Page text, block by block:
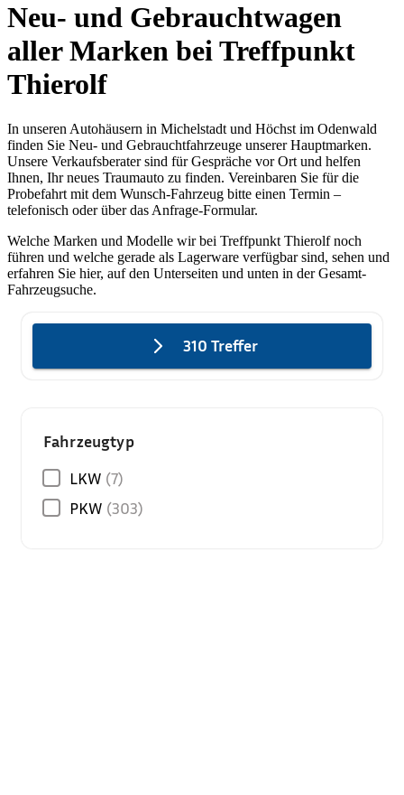
Neu- und Gebrauchtwagen
aller Marken bei Treffpunkt
Thierolf
In unseren Autohäusern in Michelstadt und Höchst im Odenwald
finden Sie Neu- und Gebrauchtfahrzeuge unserer Hauptmarken.
Unsere Verkaufsberater sind für Gespräche vor Ort und helfen
Ihnen, Ihr neues Traumauto zu finden. Vereinbaren Sie für die
Probefahrt mit dem Wunsch-Fahrzeug bitte einen Termin –
telefonisch oder über das Anfrage-Formular.
Welche Marken und Modelle wir bei Treffpunkt Thierolf noch
führen und welche gerade als Lagerware verfügbar sind, sehen und
erfahren Sie hier, auf den Unterseiten und unten in der Gesamt-
Fahrzeugsuche.
310 Treffer
Fahrzeugtyp
LKW (7)
PKW (303)